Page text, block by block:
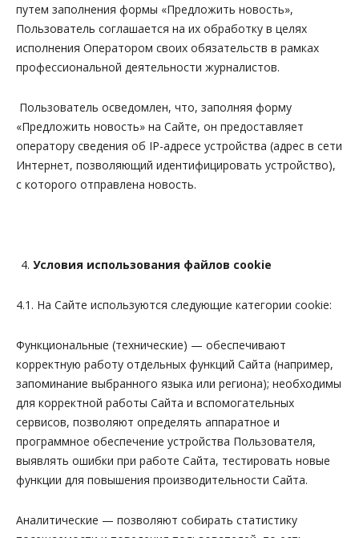
путем заполнения формы «Предложить новость»,
Пользователь соглашается на их обработку в целях
исполнения Оператором своих обязательств в рамках
профессиональной деятельности журналистов.
Пользователь осведомлен, что, заполняя форму
«Предложить новость» на Сайте, он предоставляет
оператору сведения об IP-адресе устройства (адрес в сети
Интернет, позволяющий идентифицировать устройство),
с которого отправлена новость.
Условия использования файлов cookie
4.1. На Сайте используются следующие категории cookie:
Функциональные (технические) — обеспечивают
корректную работу отдельных функций Сайта (например,
запоминание выбранного языка или региона); необходимы
для корректной работы Сайта и вспомогательных
сервисов, позволяют определять аппаратное и
программное обеспечение устройства Пользователя,
выявлять ошибки при работе Сайта, тестировать новые
функции для повышения производительности Сайта.
Аналитические — позволяют собирать статистику